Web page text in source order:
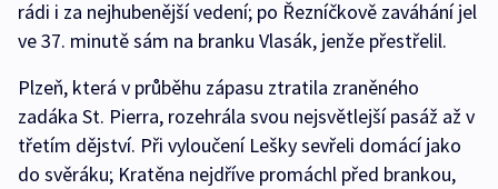
rádi i za nejhubenější vedení; po Řezníčkově zaváhání jel
ve 37. minutě sám na branku Vlasák, jenže přestřelil.
Plzeň, která v průběhu zápasu ztratila zraněného
zadáka St. Pierra, rozehrála svou nejsvětlejší pasáž až v
třetím dějství. Při vyloučení Lešky sevřeli domácí jako
do svěráku; Kratěna nejdříve promáchl před brankou,